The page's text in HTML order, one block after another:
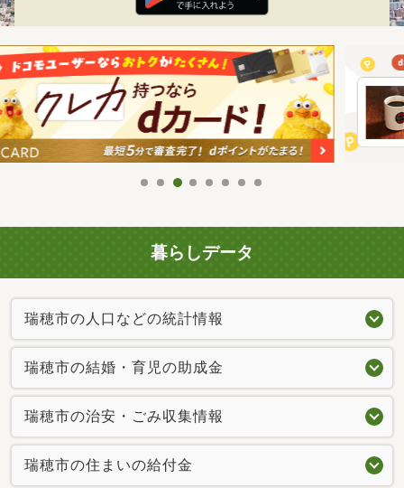
暮らしデータ
瑞穂市の人口などの統計情報
瑞穂市の結婚・育児の助成金
瑞穂市の治安・ごみ収集情報
瑞穂市の住まいの給付金